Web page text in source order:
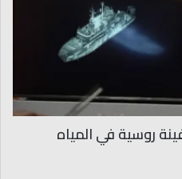
روسية في المياه